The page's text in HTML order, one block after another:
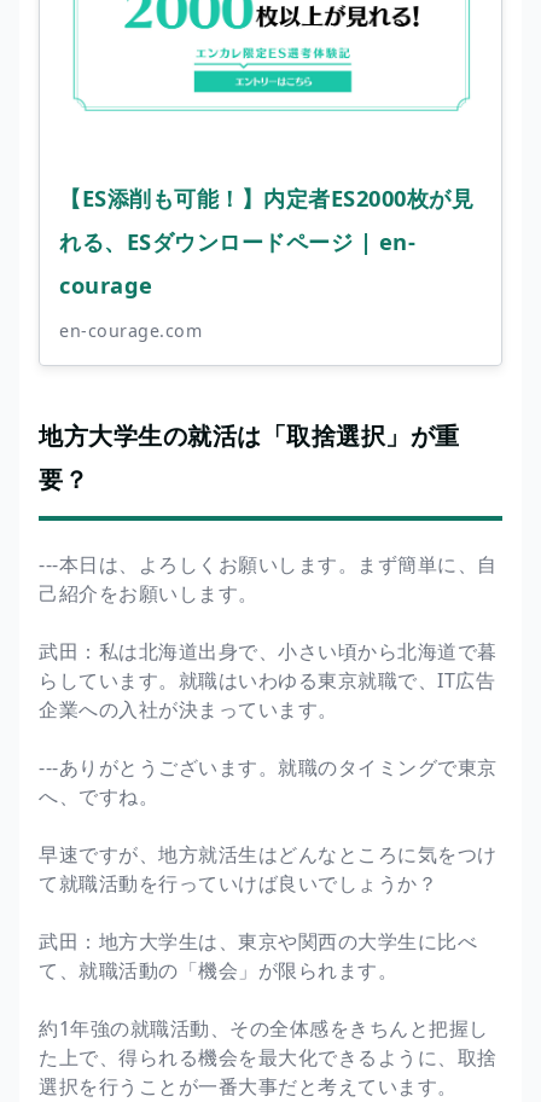
【ES添削も可能！】内定者ES2000枚が見
れる、ESダウンロードページ | en-
courage
en-courage.com
地方大学生の就活は「取捨選択」が重
要？
---本日は、よろしくお願いします。まず簡単に、自
己紹介をお願いします。
武田：私は北海道出身で、小さい頃から北海道で暮
らしています。就職はいわゆる東京就職で、IT広告
企業への入社が決まっています。
---ありがとうございます。就職のタイミングで東京
へ、ですね。
早速ですが、地方就活生はどんなところに気をつけ
て就職活動を行っていけば良いでしょうか？
武田：地方大学生は、東京や関西の大学生に比べ
て、就職活動の「機会」が限られます。
約1年強の就職活動、その全体感をきちんと把握し
た上で、得られる機会を最大化できるように、取捨
選択を行うことが一番大事だと考えています。